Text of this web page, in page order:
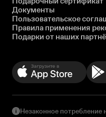
Документы
Пользовательское
Правила применения
Подарки от наших
Незаконное потребление